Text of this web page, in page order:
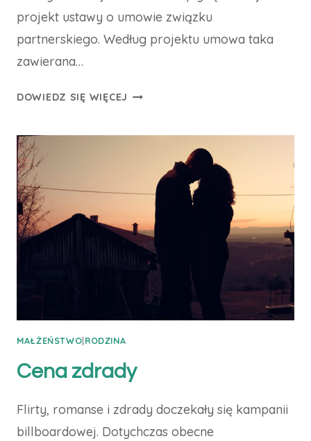
projekt ustawy o umowie związku
partnerskiego. Według projektu umowa taka
zawierana…
DOWIEDZ SIĘ WIĘCEJ KOMU
PARTNERSKIE?
MAŁŻEŃSTWO|RODZINA
Cena zdrady
Flirty, romanse i zdrady doczekały się kampanii
billboardowej. Dotychczas obecne